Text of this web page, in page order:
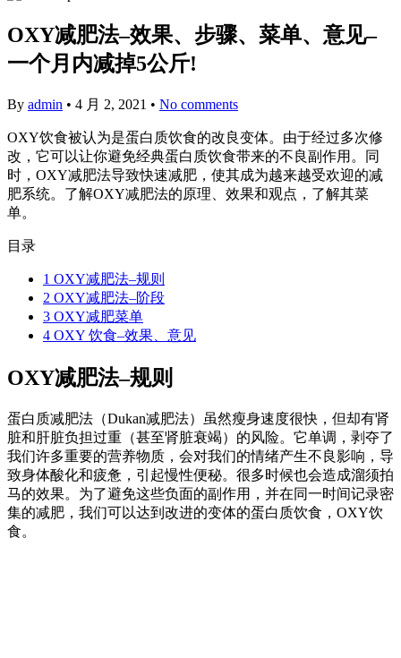
OXY减肥法–效果、步骤、菜单、意见–
一个月内减掉5公斤!
By admin • 4 月 2, 2021 • No comments
OXY饮食被认为是蛋白质饮食的改良变体。由于经过多次修
改，它可以让你避免经典蛋白质饮食带来的不良副作用。同
时，OXY减肥法导致快速减肥，使其成为越来越受欢迎的减
肥系统。了解OXY减肥法的原理、效果和观点，了解其菜
单。
目录
1 OXY减肥法–规则
2 OXY减肥法–阶段
3 OXY减肥菜单
4 OXY 饮食–效果、意见
OXY减肥法–规则
蛋白质减肥法（Dukan减肥法）虽然瘦身速度很快，但却有肾
脏和肝脏负担过重（甚至肾脏衰竭）的风险。它单调，剥夺了
我们许多重要的营养物质，会对我们的情绪产生不良影响，导
致身体酸化和疲惫，引起慢性便秘。很多时候也会造成溜须拍
马的效果。为了避免这些负面的副作用，并在同一时间记录密
集的减肥，我们可以达到改进的变体的蛋白质饮食，OXY饮
食。